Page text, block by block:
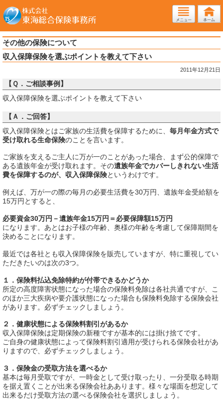
その他の保険について
収入保障保険を選ぶポイントを教えて下さい
2011年12月21日
【Ｑ．ご相談事例】
収入保障保険を選ぶポイントを教えて下さい
【Ａ．ご回答】
収入保障保険とはご家族の生活費を保障するために、 毎月年金方式で
受け取れる生命保険のことを言います。
ご家族を支えるご主人に万が一のことがあった場合、まず公的保障で
ある遺族年金が受け取れます。その遺族年金でカバーしきれない生活
費を保障するのが、収入保障保険というわけです。
例えば、万が一の際の毎月の必要生活費を30万円、遺族年金受給額を
15万円とすると、
必要資金30万円－遺族年金15万円＝必要保障額15万円
になります。あとはお子様の年齢、奥様の年齢を考慮して保障期間を
決めることになります。
最近では各社とも収入保障保険を販売していますが、特に重視してい
ただきたいのは次の3つ。
１．保険料払込免除特約が付帯できるかどうか
所定の高度障害状態になった場合の保険料免除は各社共通ですが、こ
のほか三大疾病や要介護状態になった場合も保険料免除する保険会社
があります。必ずチェックしましょう。
２．健康状態による保険料割引があるか
収入保障保険は定期保険の新種ですが基本的には掛け捨てです。
ご自身の健康状態によって保険料割引適用が受けられる保険会社があ
りますので、必ずチェックしましょう。
３．保険金の受取方法を選べるか
基本は毎月受取ですが、一時金として受け取ったり、一分受取る時期
を据え置くことが出来る保険会社ああります。様々な場面を想定して
出来るだけ受取方法の選べる保険会社を選択しましょう。